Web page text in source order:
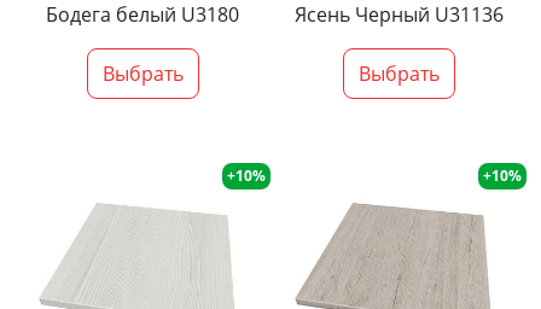
Бодега белый U3180
Выбрать
Ясень Черный U31136
Выбрать
+10% +10%